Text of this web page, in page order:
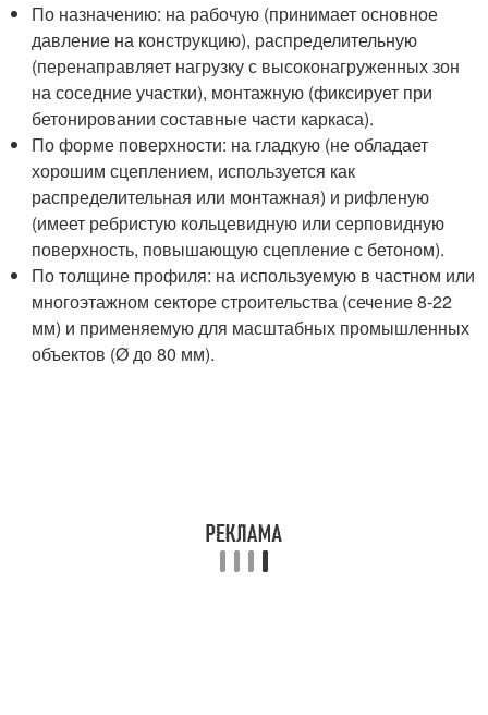
По назначению: на рабочую (принимает основное
давление на конструкцию), распределительную
(перенаправляет нагрузку с высоконагруженных зон
на соседние участки), монтажную (фиксирует при
бетонировании составные части каркаса).
По форме поверхности: на гладкую (не обладает
хорошим сцеплением, используется как
распределительная или монтажная) и рифленую
(имеет ребристую кольцевидную или серповидную
поверхность, повышающую сцепление с бетоном).
По толщине профиля: на используемую в частном или
многоэтажном секторе строительства (сечение 8-22
мм) и применяемую для масштабных промышленных
объектов (Ø до 80 мм).